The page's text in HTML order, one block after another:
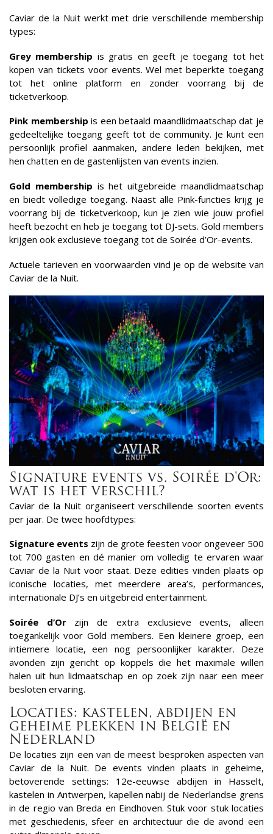
Caviar de la Nuit werkt met drie verschillende membership
types:
Grey membership is gratis en geeft je toegang tot het
kopen van tickets voor events. Wel met beperkte toegang
tot het online platform en zonder voorrang bij de
ticketverkoop.
Pink membership is een betaald maandlidmaatschap dat je
gedeeltelijke toegang geeft tot de community. Je kunt een
persoonlijk profiel aanmaken, andere leden bekijken, met
hen chatten en de gastenlijsten van events inzien.
Gold membership is het uitgebreide maandlidmaatschap
en biedt volledige toegang. Naast alle Pink-functies krijg je
voorrang bij de ticketverkoop, kun je zien wie jouw profiel
heeft bezocht en heb je toegang tot DJ-sets. Gold members
krijgen ook exclusieve toegang tot de Soirée d’Or-events.
Actuele tarieven en voorwaarden vind je op de website van
Caviar de la Nuit.
Signature events vs. Soirée d'Or:
wat is het verschil?
Caviar de la Nuit organiseert verschillende soorten events
per jaar. De twee hoofdtypes:
Signature events zijn de grote feesten voor ongeveer 500
tot 700 gasten en dé manier om volledig te ervaren waar
Caviar de la Nuit voor staat. Deze edities vinden plaats op
iconische locaties, met meerdere area’s, performances,
internationale DJ’s en uitgebreid entertainment.
Soirée d’Orzijn de extra exclusieve events, alleen
toegankelijk voor Gold members. Een kleinere groep, een
intiemere locatie, een nog persoonlijker karakter. Deze
avonden zijn gericht op koppels die het maximale willen
halen uit hun lidmaatschap en op zoek zijn naar een meer
besloten ervaring.
Locaties: kastelen, abdijen en
geheime plekken in België en
Nederland
De locaties zijn een van de meest besproken aspecten van
Caviar de la Nuit. De events vinden plaats in geheime,
betoverende settings: 12e-eeuwse abdijen in Hasselt,
kastelen in Antwerpen, kapellen nabij de Nederlandse grens
in de regio van Breda en Eindhoven. Stuk voor stuk locaties
met geschiedenis, sfeer en architectuur die de avond een